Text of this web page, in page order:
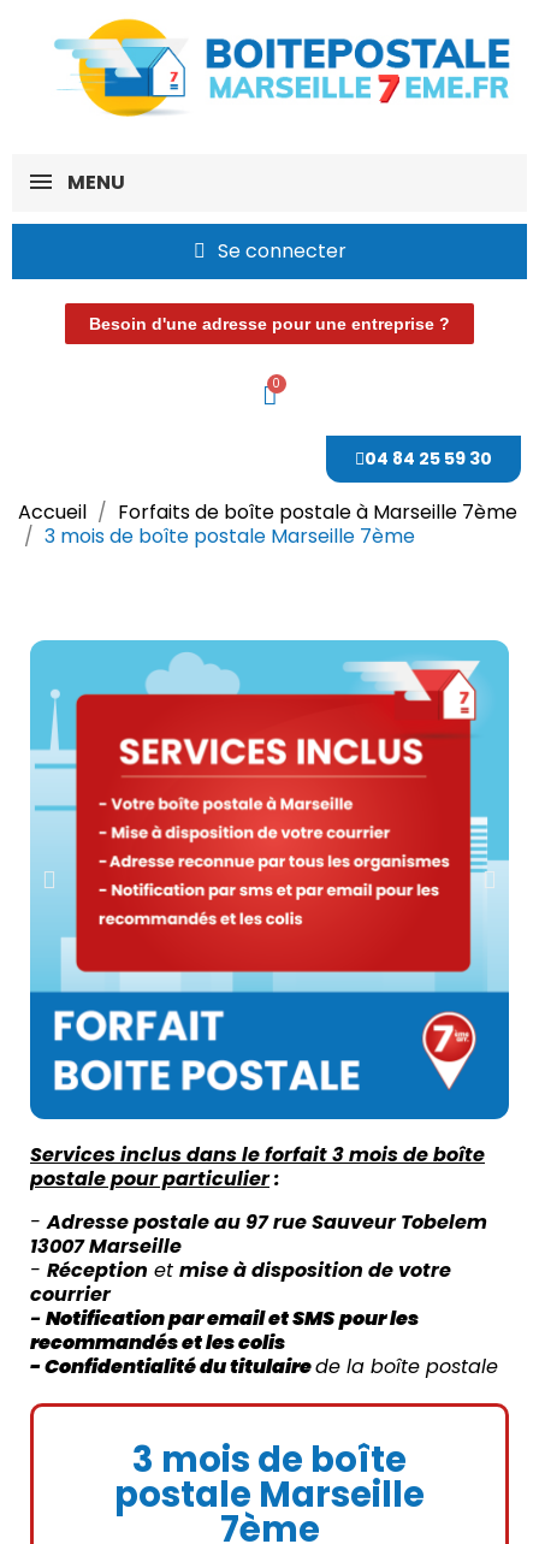
MENU
Se connecter
Besoin d'une adresse pour une entreprise ?
04 84 25 59 30
Accueil
Forfaits de boîte postale à Marseille 7ème
3 mois de boîte postale Marseille 7ème
Services inclus dans le forfait 3 mois de boîte
postale pour particulier:
-Adresse postale au 97 rue Sauveur Tobelem
13007 Marseille
- Réception et mise à disposition de votre
courrier
-Notification par email et SMSpour les
recommandés et les colis
-Confidentialité du titulairede la boîte postale
3 mois de boîte
postale Marseille
7ème